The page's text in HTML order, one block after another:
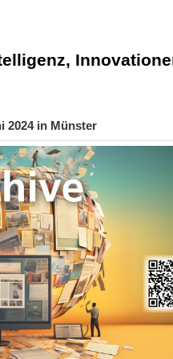
2024 in Münster